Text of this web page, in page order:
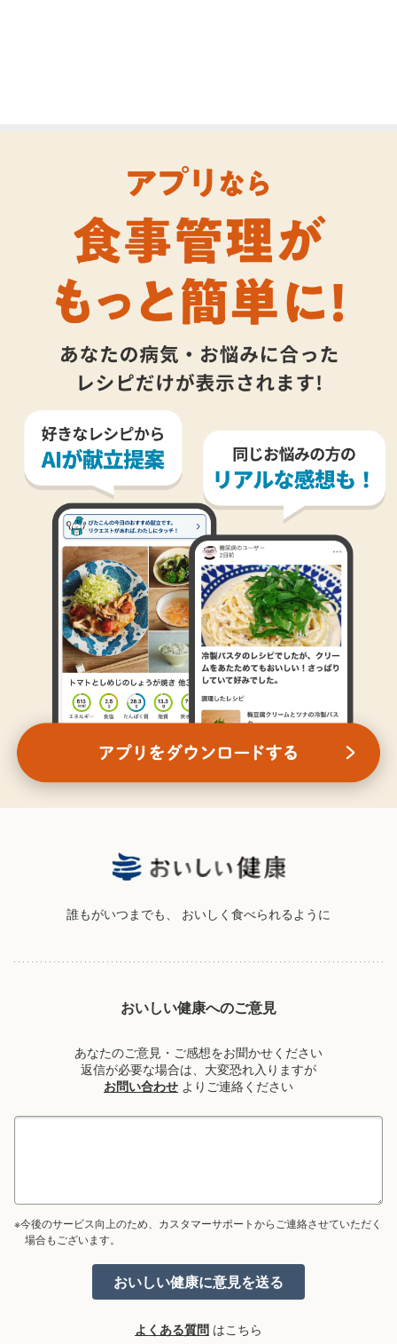
誰もがいつまでも、 おいしく食べられるように
おいしい健康へのご意見
あなたのご意見・ご感想をお聞かせください
返信が必要な場合は、大変恐れ入りますが
お問い合わせ よりご連絡ください
※今後のサービス向上のため、カスタマーサポートからご連絡させていただく
場合もございます。
よくある質問 はこちら